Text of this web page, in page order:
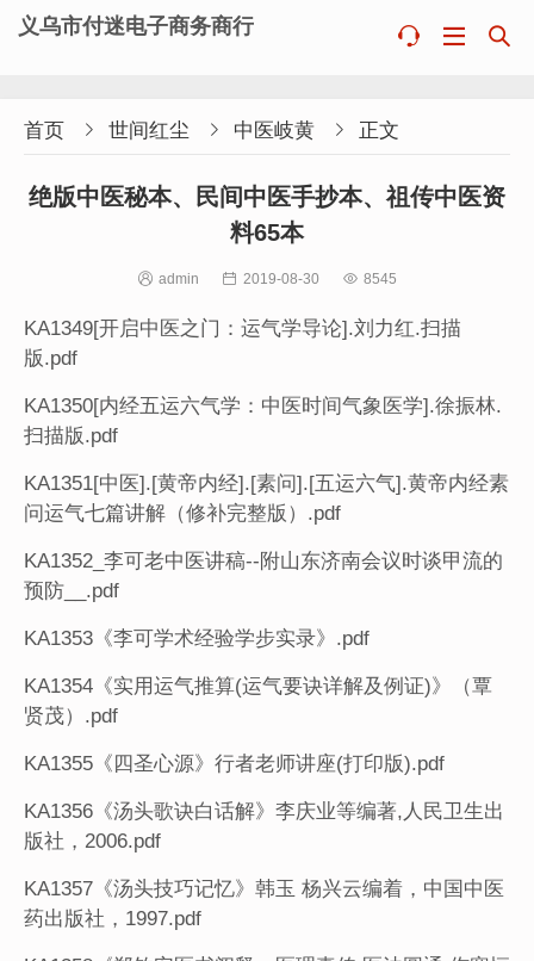
义乌市付迷电子商务商行 


首页  世间红尘  中医岐黄  正文
绝版中医秘本、民间中医手抄本、祖传中医资
料65本
 admin  2019-08-30  8545
KA1349[开启中医之门：运气学导论].刘力红.扫描
版.pdf
KA1350[内经五运六气学：中医时间气象医学].徐振林.
扫描版.pdf
KA1351[中医].[黄帝内经].[素问].[五运六气].黄帝内经素
问运气七篇讲解（修补完整版）.pdf
KA1352_李可老中医讲稿--附山东济南会议时谈甲流的
预防__.pdf
KA1353《李可学术经验学步实录》.pdf
KA1354《实用运气推算(运气要诀详解及例证)》（覃
贤茂）.pdf
KA1355《四圣心源》行者老师讲座(打印版).pdf
KA1356《汤头歌诀白话解》李庆业等编著,人民卫生出
版社，2006.pdf
KA1357《汤头技巧记忆》韩玉 杨兴云编着，中国中医
药出版社，1997.pdf